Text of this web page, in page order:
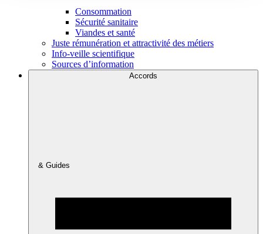
Consommation
Sécurité sanitaire
Viandes et santé
Juste rémunération et attractivité des métiers
Info-veille scientifique
Sources d’information
Accords
& Guides